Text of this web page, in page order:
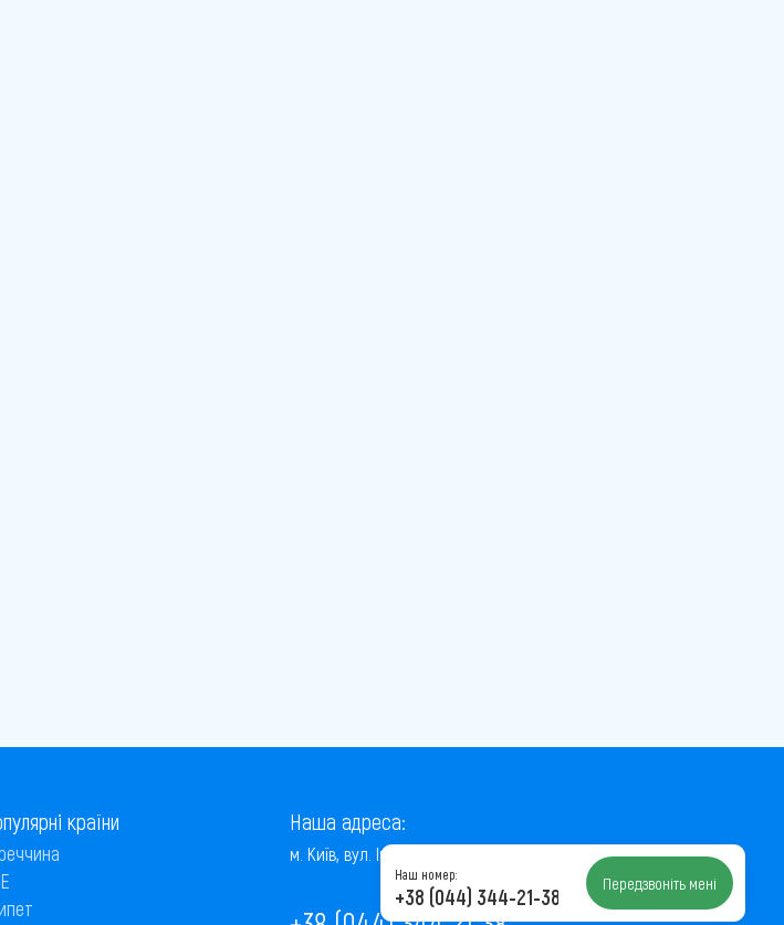
країни Наша адреса:
м. Київ, вул. Інститутська, 22/7, оф. 41
Наш номер:
+38 (044) 344-21-38 Передзвоніть мені